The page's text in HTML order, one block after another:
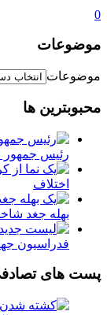
0
موضوعات
موضوعات
محبوبترین ها
رئیس جمهور
اختلاف
بهله جغد
فدراسیون
پست های